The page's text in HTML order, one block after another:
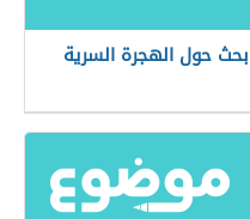
بحث حول الهجرة السرية